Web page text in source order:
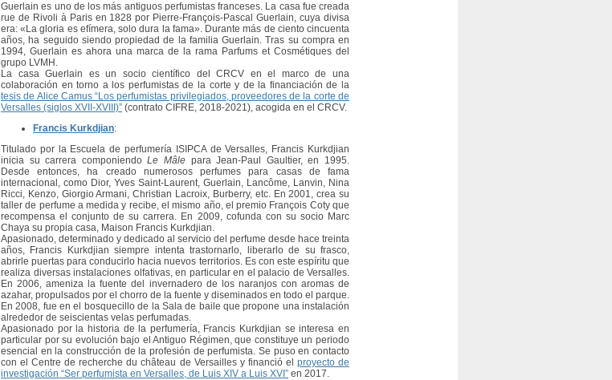
Guerlain es uno de los más antiguos perfumistas franceses. La casa fue creada
rue de Rivoli à Paris en 1828 por Pierre-François-Pascal Guerlain, cuya divisa
era: «La gloria es efímera, solo dura la fama». Durante más de ciento cincuenta
años, ha seguido siendo propiedad de la familia Guerlain. Tras su compra en
1994, Guerlain es ahora una marca de la rama Parfums et Cosmétiques del
grupo LVMH.
La casa Guerlain es un socio científico del CRCV en el marco de una
colaboración en torno a los perfumistas de la corte y de la financiación de la
tesis de Alice Camus “Los perfumistas privilegiados, proveedores de la corte de
Versalles (siglos XVII-XVIII)” (contrato CIFRE, 2018-2021), acogida en el CRCV.
Francis Kurkdjian:
Titulado por la Escuela de perfumería ISIPCA de Versalles, Francis Kurkdjian
inicia su carrera componiendoLe Mâle para Jean-Paul Gaultier, en 1995.
Desde entonces, ha creado numerosos perfumes para casas de fama
internacional, como Dior, Yves Saint-Laurent, Guerlain, Lancôme, Lanvin, Nina
Ricci, Kenzo, Giorgio Armani, Christian Lacroix, Burberry, etc. En 2001, crea su
taller de perfume a medida y recibe, el mismo año, el premio François Coty que
recompensa el conjunto de su carrera. En 2009, cofunda con su socio Marc
Chaya su propia casa, Maison Francis Kurkdjian.
Apasionado, determinado y dedicado al servicio del perfume desde hace treinta
años, Francis Kurkdjian siempre intenta trastornarlo, liberarlo de su frasco,
abrirle puertas para conducirlo hacia nuevos territorios. Es con este espíritu que
realiza diversas instalaciones olfativas, en particular en el palacio de Versalles.
En 2006, ameniza la fuente del invernadero de los naranjos con aromas de
azahar, propulsados por el chorro de la fuente y diseminados en todo el parque.
En 2008, fue en el bosquecillo de la Sala de baile que propone una instalación
alrededor de seiscientas velas perfumadas.
Apasionado por la historia de la perfumería, Francis Kurkdjian se interesa en
particular por su evolución bajo el Antiguo Régimen, que constituye un periodo
esencial en la construcción de la profesión de perfumista. Se puso en contacto
con el Centre de recherche du château de Versailles y financió el proyecto de
investigación “Ser perfumista en Versalles, de Luis XIV a Luis XVI” en 2017.